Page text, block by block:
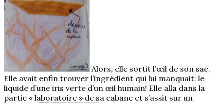
Alors, elle sortit l’œil de son sac.
Elle avait enfin trouver l’ingrédient qui lui manquait: le
liquide d’une iris verte d’un œil humain! Elle alla dans la
partie « laboratoire » de sa cabane et s’assit sur un